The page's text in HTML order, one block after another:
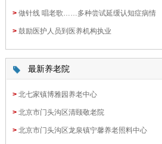
> 做针线 唱老歌……多种尝试延缓认知症病情
> 鼓励医护人员到医养机构执业
最新养老院
> 北七家镇博雅园养老中心
> 北京市门头沟区清颐敬老院
> 北京市门头沟区龙泉镇宁馨养老照料中心